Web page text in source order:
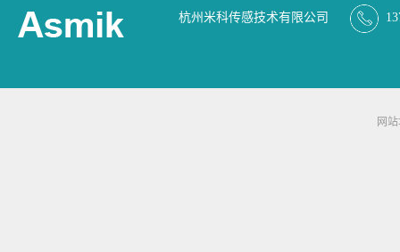
杭州米科传感技术有限公司
网